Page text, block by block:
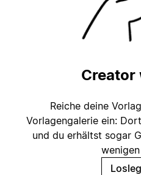
Creator
Reiche deine
Vorlagengalerie ein:
und du erhältst sogar